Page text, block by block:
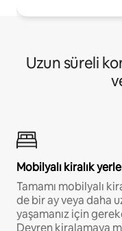
Uzun süreli
Mobilyalı kiralık
Tamamı mobilyalı
de bir ay veya daha
yaşamanız için
Devren kiralamaya